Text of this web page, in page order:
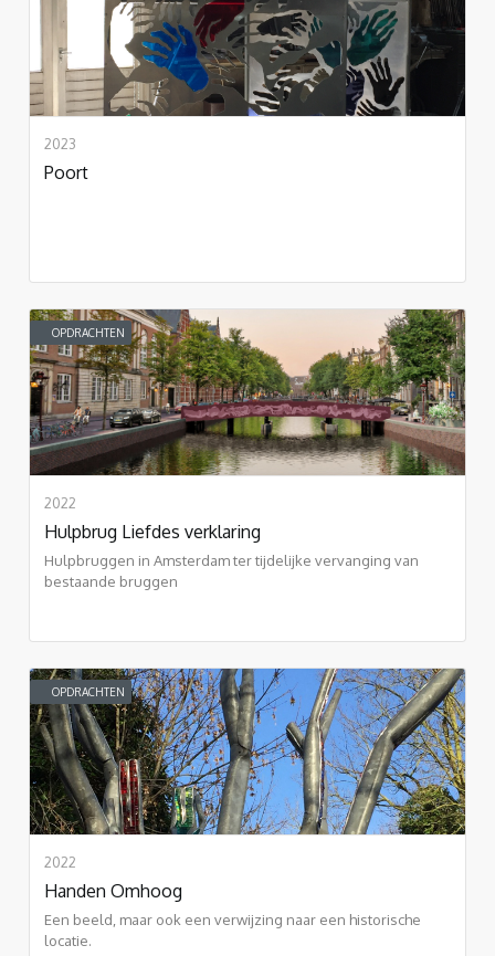
2023
Poort
OPDRACHTEN
2022
Hulpbrug Liefdes verklaring
Hulpbruggen in Amsterdam ter tijdelijke vervanging van
bestaande bruggen
OPDRACHTEN
2022
Handen Omhoog
Een beeld, maar ook een verwijzing naar een historische
locatie.